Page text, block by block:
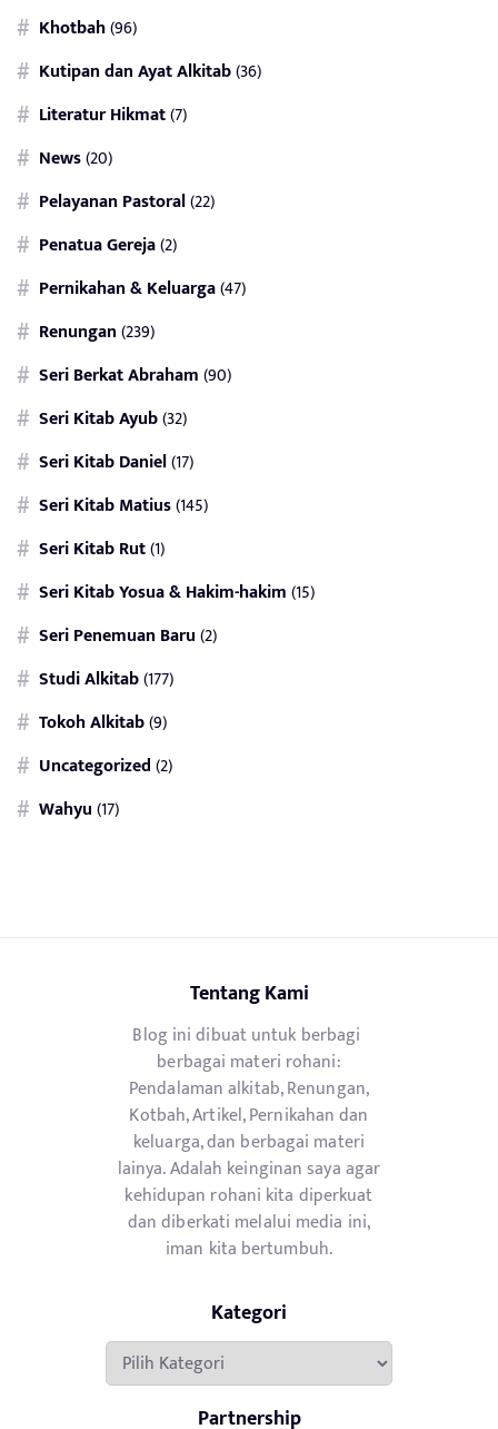
Khotbah(96)
Kutipan dan Ayat Alkitab(36)
Literatur Hikmat(7)
News(20)
Pelayanan Pastoral(22)
Penatua Gereja(2)
Pernikahan & Keluarga(47)
Renungan(239)
Seri Berkat Abraham(90)
Seri Kitab Ayub(32)
Seri Kitab Daniel(17)
Seri Kitab Matius(145)
Seri Kitab Rut(1)
Seri Kitab Yosua & Hakim-hakim(15)
Seri Penemuan Baru(2)
Studi Alkitab(177)
Tokoh Alkitab(9)
Uncategorized(2)
Wahyu(17)
Tentang Kami
Blog ini dibuat untuk berbagi
berbagai materi rohani:
Pendalaman alkitab, Renungan,
Kotbah, Artikel, Pernikahan dan
keluarga, dan berbagai materi
lainya. Adalah keinginan saya agar
kehidupan rohani kita diperkuat
dan diberkati melalui media ini,
iman kita bertumbuh.
Kategori
Kategori
Partnership